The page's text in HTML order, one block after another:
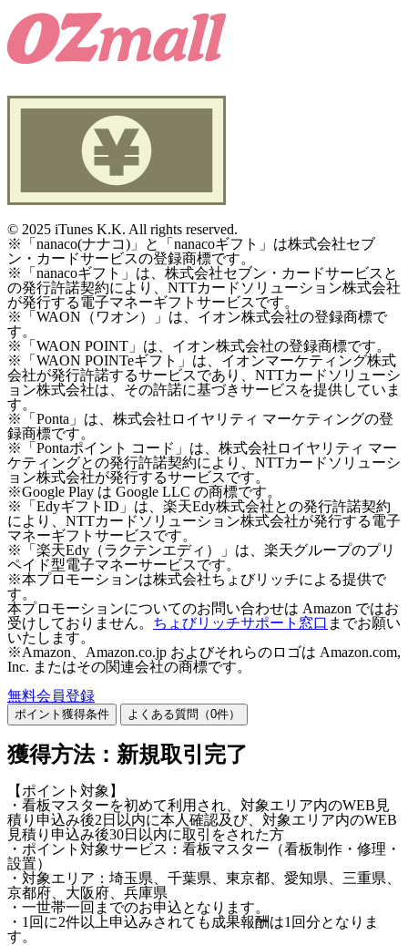
© 2025 iTunes K.K. All rights reserved.
※「nanaco(ナナコ)」と「nanacoギフト」は株式会社セブ
ン・カードサービスの登録商標です。
※「nanacoギフト」は、株式会社セブン・カードサービスと
の発行許諾契約により、NTTカードソリューション株式会社
が発行する電子マネーギフトサービスです。
※「WAON（ワオン）」は、イオン株式会社の登録商標で
す。
※「WAON POINT」は、イオン株式会社の登録商標です。
※「WAON POINTeギフト」は、イオンマーケティング株式
会社が発行許諾するサービスであり、NTTカードソリューシ
ョン株式会社は、その許諾に基づきサービスを提供していま
す。
※「Ponta」は、株式会社ロイヤリティ マーケティングの登
録商標です。
※「Pontaポイント コード」は、株式会社ロイヤリティ マー
ケティングとの発行許諾契約により、NTTカードソリューシ
ョン株式会社が発行するサービスです。
※Google Play は Google LLC の商標です。
※「EdyギフトID」は、楽天Edy株式会社との発行許諾契約
により、NTTカードソリューション株式会社が発行する電子
マネーギフトサービスです。
※「楽天Edy（ラクテンエディ）」は、楽天グループのプリ
ペイド型電子マネーサービスです。
※本プロモーションは株式会社ちょびリッチによる提供で
す。
本プロモーションについてのお問い合わせは Amazon ではお
受けしておりません。 ちょびリッチサポート窓口 までお願い
いたします。
※Amazon、Amazon.co.jp およびそれらのロゴは Amazon.com,
Inc. またはその関連会社の商標です。
無料会員登録
ポイント獲得条件 よくある質問（0件）
獲得方法：新規取引完了
【ポイント対象】
・看板マスターを初めて利用され、対象エリア内のWEB見
積り申込み後2日以内に本人確認及び、対象エリア内のWEB
見積り申込み後30日以内に取引をされた方
・ポイント対象サービス：看板マスター（看板制作・修理・
設置）
・対象エリア：埼玉県、千葉県、東京都、愛知県、三重県、
京都府、大阪府、兵庫県
・一世帯一回までのお申込となります。
・1回に2件以上申込みされても成果報酬は1回分となりま
す。